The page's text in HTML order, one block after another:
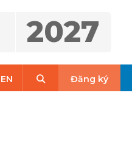
2027
EN
Đăng ký